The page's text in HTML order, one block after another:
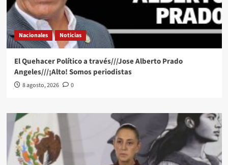
Nacionales Noticias
El Quehacer Político a través///Jose Alberto Prado
Angeles///¡Alto! Somos periodistas
8 agosto, 2026 0